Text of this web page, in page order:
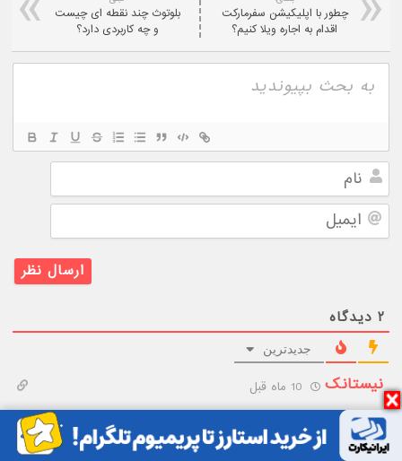
بلوتوث چند نقطه ای چیست
و چه کاربردی دارد؟
چطور با اپلیکیشن سفرمارکت
اقدام به اجاره ویلا کنیم؟
نام
ایمیل
۲ دیدگاه
جدیدترین
نیستانک
مزدا مانند تویوتا محصولاتی را تولید می‌کند که باعث فروش
مدلهای دیگر هم می‌شود. کرولا همین مزیت را دارد. ولی مزدا